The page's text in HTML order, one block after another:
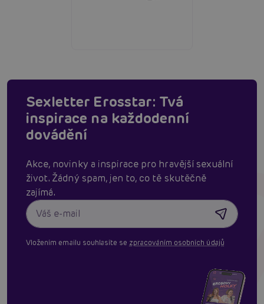
Sexletter Erosstar: Tvá
inspirace na každodenní
dovádění
Akce, novinky a inspirace pro hravější sexuální
život. Žádný spam, jen to, co tě skutěčně
zajímá.
Vložením emailu souhlasíte se zpracováním osobních údajů